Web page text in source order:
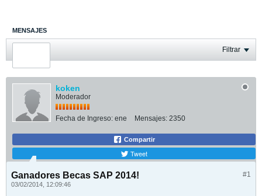
MENSAJES
ÚLTIMA ACTIVIDAD Filtrar
koken
Moderador
Fecha de Ingreso: ene Mensajes: 2350
Compartir
Tweet
#1
Ganadores Becas SAP 2014!
03/02/2014, 12:09:46